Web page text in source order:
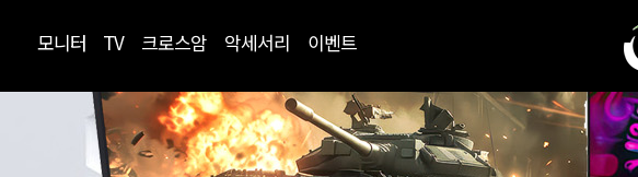
모니터 TV 크로스암 악세서리 이벤트